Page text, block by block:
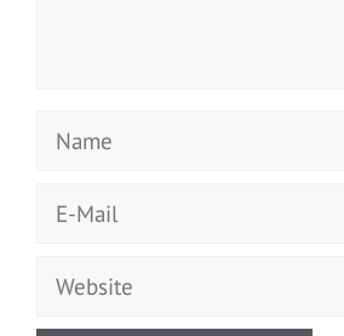
Name
Website